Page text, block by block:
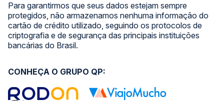
Para garantirmos que seus dados estejam sempre
protegidos, não armazenamos nenhuma informação do
cartão de crédito utilizado, seguindo os protocolos de
criptografia e de segurança das principais instituições
bancárias do Brasil.
CONHEÇA O GRUPO QP: